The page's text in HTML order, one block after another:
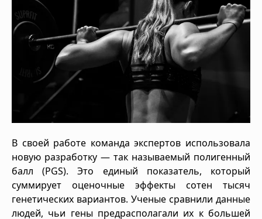
В своей работе команда экспертов использовала
новую разработку — так называемый полигенный
балл (PGS). Это единый показатель, который
суммирует оценочные эффекты сотен тысяч
генетических вариантов. Ученые сравнили данные
людей, чьи гены предрасполагали их к большей